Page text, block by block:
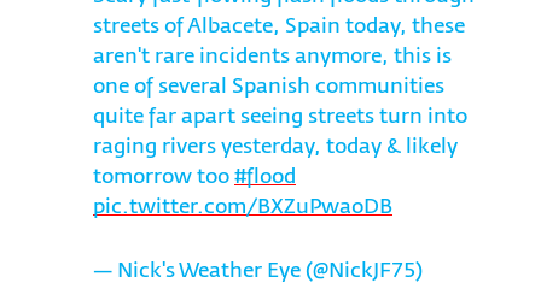
streets of Albacete, Spain today, these
aren't rare incidents anymore, this is
one of several Spanish communities
quite far apart seeing streets turn into
raging rivers yesterday, today & likely
tomorrow too #flood
pic.twitter.com/BXZuPwaoDB
— Nick's Weather Eye (@NickJF75)